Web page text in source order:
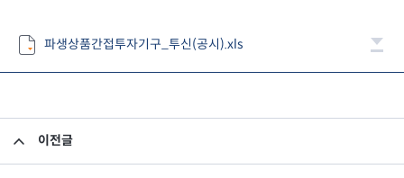
파생상품간접투자기구_투신(공시).xls
이전글